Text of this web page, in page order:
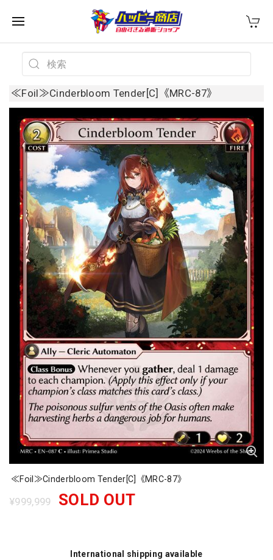
≪Foil≫Cinderbloom Tender[C]《MRC-87》
≪Foil≫Cinderbloom Tender[C]《MRC-87》
¥999,999 SOLD OUT
International shipping available